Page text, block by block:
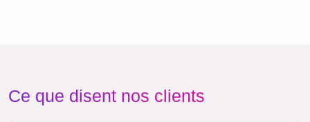
Ce que disent nos clients